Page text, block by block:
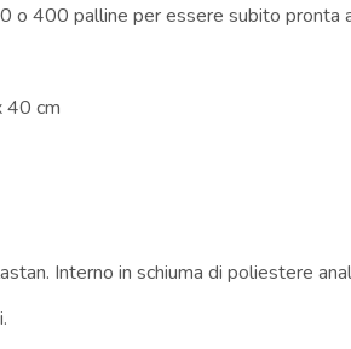
o 400 palline per essere subito pronta
40 cm
Interno in schiuma di poliestere